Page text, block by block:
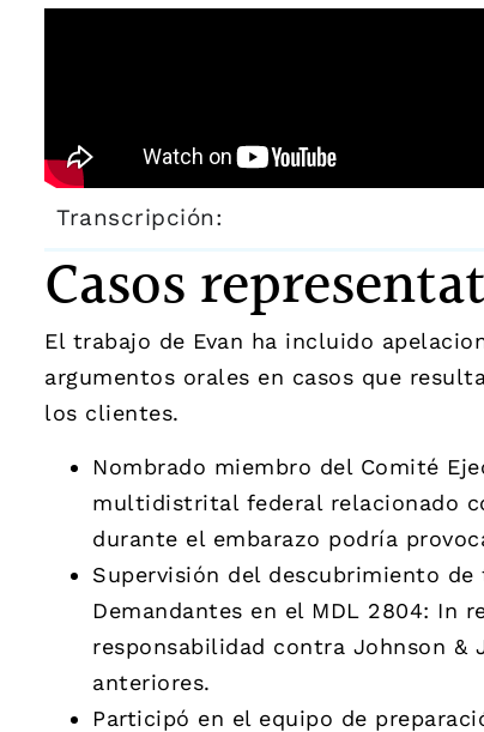
Transcripción:
Casos
El trabajo de Evan ha incluido
argumentos orales en casos que
los clientes.
Nombrado miembro del Comité
multidistrital federal relacionado
durante el embarazo podría
Supervisión del descubrimiento
Demandantes en el MDL 2804: In
responsabilidad contra Johnson &
anteriores.
Participó en el equipo de